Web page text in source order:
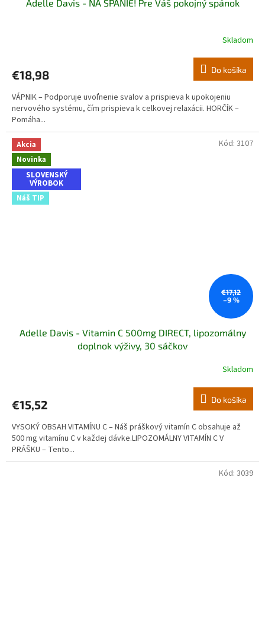
Adelle Davis - NA SPANIE! Pre Váš pokojný spánok
Skladom
€18,98 Do košíka
VÁPNIK – Podporuje uvoľnenie svalov a prispieva k upokojeniu
nervového systému, čím prispieva k celkovej relaxácii. HORČÍK –
Pomáha...
Akcia
Novinka
SLOVENSKÝ
VÝROBOK
Náš TIP
€17,12
–9 %
Adelle Davis - Vitamin C 500mg DIRECT, lipozomálny
doplnok výživy, 30 sáčkov
Skladom
€15,52 Do košíka
VYSOKÝ OBSAH VITAMÍNU C – Náš práškový vitamín C obsahuje až
500 mg vitamínu C v každej dávke.LIPOZOMÁLNY VITAMÍN C V
PRÁŠKU – Tento...
Kód: 3107
Kód: 3039